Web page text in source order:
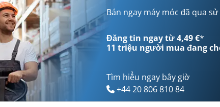
Bán ngay máy móc đã qua
Đăng tin ngay từ 4,49 €*
11 triệu người mua đang
Tìm hiểu ngay bây giờ
+44 20 806 810 84